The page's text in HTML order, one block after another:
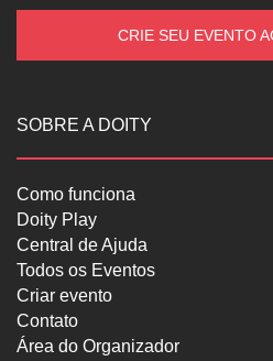
CRIE SEU EVENTO
SOBRE A DOITY
Como funciona
Doity Play
Central de Ajuda
Todos os Eventos
Criar evento
Contato
Área do Organizador